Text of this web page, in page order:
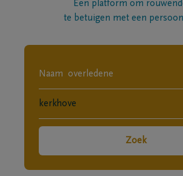
Een platform om
te betuigen met een
Zoek